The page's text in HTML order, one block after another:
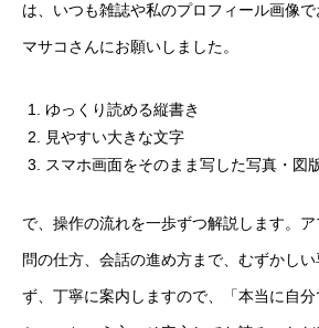
は、いつも雑誌や私のプロフィール画像
マサコさんにお願いしました。
ゆっくり読める縦書き
見やすい大きな文字
スマホ画面をそのまま写した写真・図
で、操作の流れを一歩ずつ解説します。
問の仕方、会話の進め方まで、むずかし
ず、丁寧に案内しますので、「本当に自分